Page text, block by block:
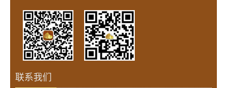
联系我们